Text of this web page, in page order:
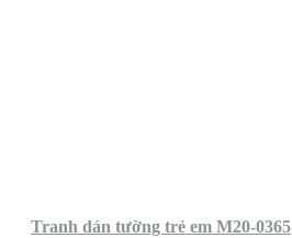
Tranh dán tường trẻ em M20-0365